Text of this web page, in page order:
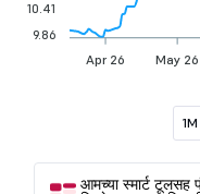
Apr 26 May 26
10.41
9.86
1M
आमच्या स्मार्ट टूलसह